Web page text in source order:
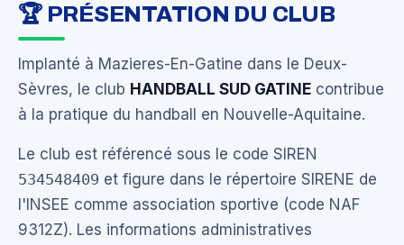
🏆 PRÉSENTATION DU CLUB
Implanté à Mazieres-En-Gatine dans le Deux-
Sèvres, le club HANDBALL SUD GATINE contribue
à la pratique du handball en Nouvelle-Aquitaine.
Le club est référencé sous le code SIREN
534548409 et figure dans le répertoire SIRENE de
l'INSEE comme association sportive (code NAF
9312Z). Les informations administratives